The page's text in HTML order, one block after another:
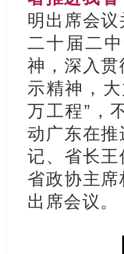
明出席会
二十届二
神，深入
示精神，
万工程”，
动广东在
记、省长
省政协主
出席会议。